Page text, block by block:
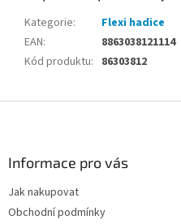
Kategorie:
Flexi hadice
EAN:
8863038121114
Kód produktu: 86303812
Informace pro vás
Jak nakupovat
Obchodní podmínky